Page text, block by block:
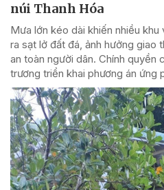
núi Thanh Hóa
Mưa lớn kéo dài khiến nhiều
ra sạt lở đất đá, ảnh hưởng giao
an toàn người dân. Chính quyền
trương triển khai phương án ứng